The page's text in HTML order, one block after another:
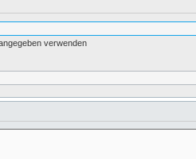
verwenden